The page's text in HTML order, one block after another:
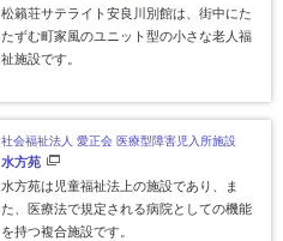
松籟荘サテライト安良川別館は、街中にた
たずむ町家風のユニット型の小さな老人福
祉施設です。
社会福祉法人 愛正会 医療型障害児入所施設
水方苑
水方苑は児童福祉法上の施設であり、ま
た、医療法で規定される病院としての機能
を持つ複合施設です。